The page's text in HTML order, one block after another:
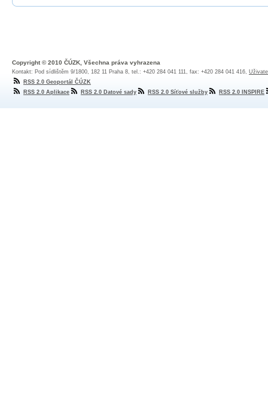
Copyright © 2010 ČÚZK, Všechna práva vyhrazena
Kontakt: Pod sídlištěm 9/1800, 182 11 Praha 8, tel.: +420 284 041 111, fax: +420 284 041 416,
RSS 2.0 Geoportál ČÚZK
RSS 2.0 Aplikace
RSS 2.0 Datové sady RSS 2.0 Síťové služby RSS 2.0 INSPIRE